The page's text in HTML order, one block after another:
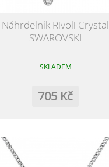
Náhrdelník Rivoli Crystal
SWAROVSKI
SKLADEM
705 Kč